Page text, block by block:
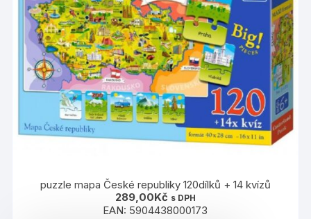
puzzle mapa České republiky 120dílků + 14 kvízů
289,00Kč s DPH
EAN: 5904438000173